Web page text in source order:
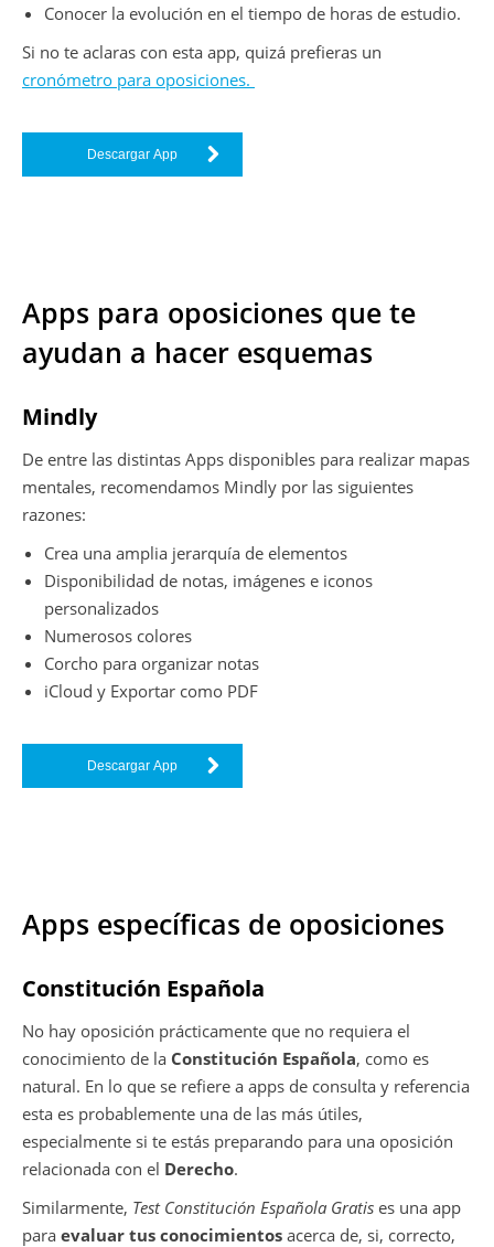
Conocer la evolución en el tiempo de horas de estudio.
Si no te aclaras con esta app, quizá prefieras un
cronómetro para oposiciones.
Descargar App
Apps para oposiciones que te
ayudan a hacer esquemas
Mindly
De entre las distintas Apps disponibles para realizar mapas
mentales, recomendamos Mindly por las siguientes
razones:
Crea una amplia jerarquía de elementos
Disponibilidad de notas, imágenes e iconos
personalizados
Numerosos colores
Corcho para organizar notas
iCloud y Exportar como PDF
Descargar App
Apps específicas de oposiciones
Constitución Española
No hay oposición prácticamente que no requiera el
conocimiento de la Constitución Española, como es
natural. En lo que se refiere a apps de consulta y referencia
esta es probablemente una de las más útiles,
especialmente si te estás preparando para una oposición
relacionada con el Derecho.
Similarmente, Test Constitución Española Gratis es una app
para evaluar tus conocimientos acerca de, si, correcto,